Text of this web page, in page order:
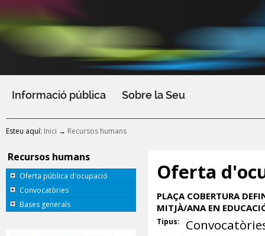
Informació pública Sobre la Seu
Esteu aquí: Inici → Recursos humans
Recursos humans
Oferta pública d'ocupació
Convocatòries
Bases generals
Oferta
PLAÇA COBERTURA
MITJÀ/ANA EN
Tipus: